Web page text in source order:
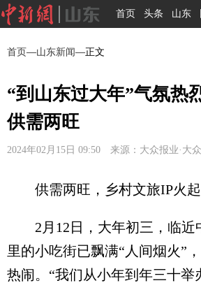
首页 头条 山东
首页—山东新闻—正文
“到山东过大年”气氛热
供需两旺
2024年02月15日 09:50 来源：大众报业·大
供需两旺，乡村文旅IP火
2月12日，大年初三，临近
里的小吃街已飘满“人间烟火”
热闹。“我们从小年到年三十举